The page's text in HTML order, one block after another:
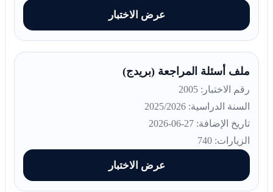
عرض الاختبار
ملف أسئلة المراجعة (بريدج)
رقم الاختبار: 2005
السنة الدراسية: 2025/2026
تاريخ الإضافة: 27-06-2026
الزيارات: 740
عرض الاختبار